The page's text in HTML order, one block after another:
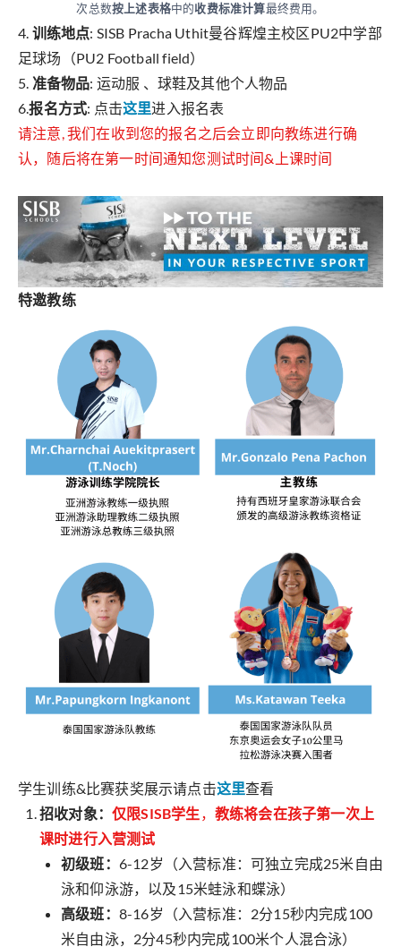
次总数按上述表格中的收费标准计算最终费用。
4. 训练地点: SISB Pracha Uthit曼谷辉煌主校区PU2中学部
足球场（PU2 Football field）
5. 准备物品: 运动服 、球鞋及其他个人物品
6.报名方式: 点击这里进入报名表
请注意, 我们在收到您的报名之后会立即向教练进行确
认，随后将在第一时间通知您测试时间&上课时间
特邀教练
学生训练&比赛获奖展示请点击这里查看
招收对象： 仅限SISB学生 ， 教练将会在孩子第一次上
课时进行入营测试
初级班： 6-12岁（入营标准：可独立完成25米自由
泳和仰泳游，以及15米蛙泳和蝶泳）
高级班： 8-16岁（入营标准：2分15秒内完成100
米自由泳，2分45秒内完成100米个人混合泳）